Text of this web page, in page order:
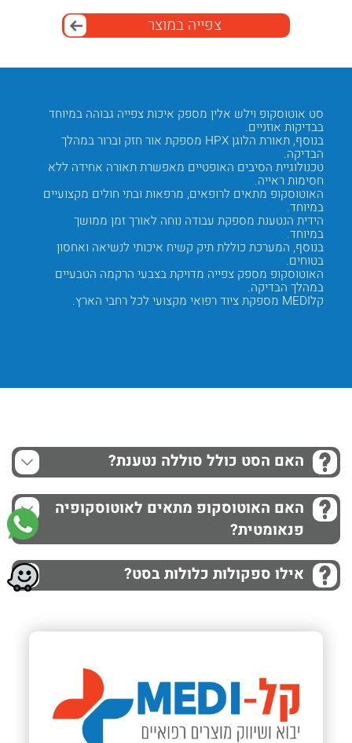
צפייה במוצר
סט אוטוסקופ וילש אלין מספק איכות צפייה גבוהה במיוחד
בבדיקות אוזניים.
בנוסף, תאורת הלוגן HPX מספקת אור חזק וברור במהלך
הבדיקה.
טכנולוגיית הסיבים האופטיים מאפשרת תאורה אחידה ללא
חסימות ראייה.
האוטוסקופ מתאים לרופאים, מרפאות ובתי חולים מקצועיים
במיוחד.
הידית הנטענת מספקת עבודה נוחה לאורך זמן ממושך
במיוחד.
בנוסף, המערכת כוללת תיק קשיח איכותי לנשיאה ואחסון
בטוחים.
האוטוסקופ מספק צפייה מדויקת בצבעי הרקמה הטבעיים
במהלך הבדיקה.
קלMEDI מספקת ציוד רפואי מקצועי לכל רחבי הארץ.
האם הסט כולל סוללה נטענת?
האם האוטוסקופ מתאים לאוטוסקופיה
פנאומטית?
אילו ספקולות כלולות בסט?